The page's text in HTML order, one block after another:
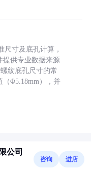
尺寸及底孔计算，
提供专业数据来源
纹底孔尺寸的常
（Φ5.18mm），并
公司
咨询 进店